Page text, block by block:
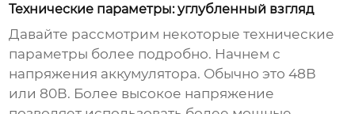
Технические параметры: углубленный взгляд
Давайте рассмотрим некоторыетехнические
параметры более подробно. Начнем с
напряжения аккумулятора. Обычно это 48В
или 80В. Более высокое напряжение